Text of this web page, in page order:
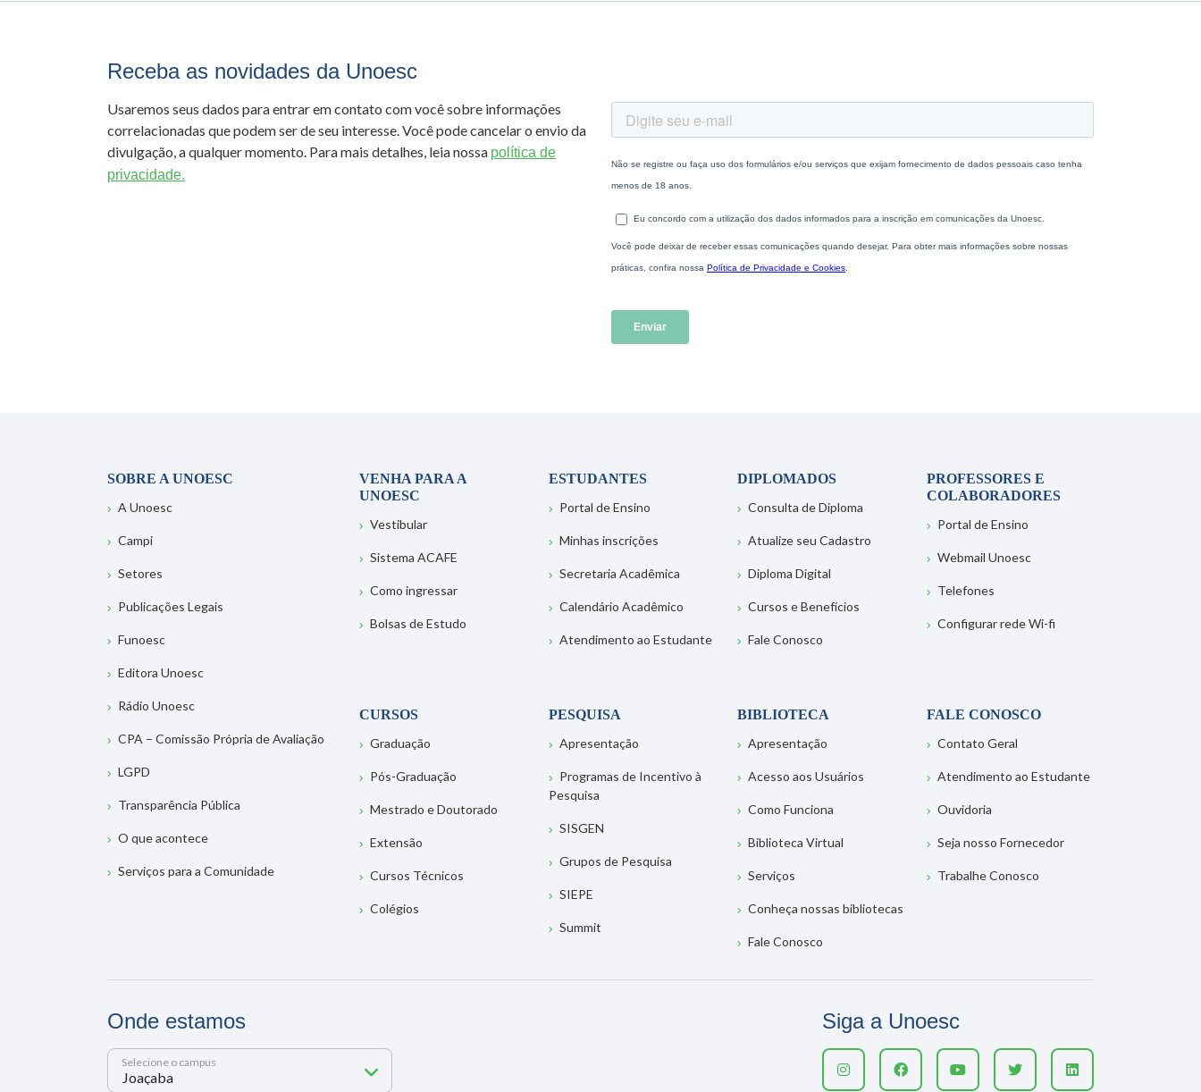
Receba as novidades da Unoesc
Usaremos seus dados para entrar em contato com você sobre informações
correlacionadas que podem ser de seu interesse. Você pode cancelar o envio da
divulgação, a qualquer momento. Para mais detalhes, leia nossa política de
privacidade.
SOBRE A UNOESC
A Unoesc
Campi
Setores
Publicações Legais
Funoesc
Editora Unoesc
Rádio Unoesc
CPA – Comissão Própria de Avaliação
LGPD
Transparência Pública
O que acontece
Serviços para a Comunidade
VENHA PARA A
UNOESC
Vestibular
Sistema ACAFE
Como ingressar
Bolsas de Estudo
ESTUDANTES
Portal de Ensino
Minhas inscrições
Secretaria Acadêmica
Calendário Acadêmico
Atendimento ao Estudante
DIPLOMADOS
Consulta de Diploma
Atualize seu Cadastro
Diploma Digital
Cursos e Benefícios
Fale Conosco
PROFESSORES E
COLABORADORES
Portal de Ensino
Webmail Unoesc
Telefones
Configurar rede Wi-fi
CURSOS
Graduação
Pós-Graduação
Mestrado e Doutorado
Extensão
Cursos Técnicos
Colégios
PESQUISA
Apresentação
Programas de Incentivo à
Pesquisa
SISGEN
Grupos de Pesquisa
SIEPE
Summit
BIBLIOTECA
Apresentação
Acesso aos Usuários
Como Funciona
Biblioteca Virtual
Serviços
Conheça nossas bibliotecas
Fale Conosco
FALE CONOSCO
Contato Geral
Atendimento ao Estudante
Ouvidoria
Seja nosso Fornecedor
Trabalhe Conosco
Onde estamos
Selecione o campus
Siga a Unoesc